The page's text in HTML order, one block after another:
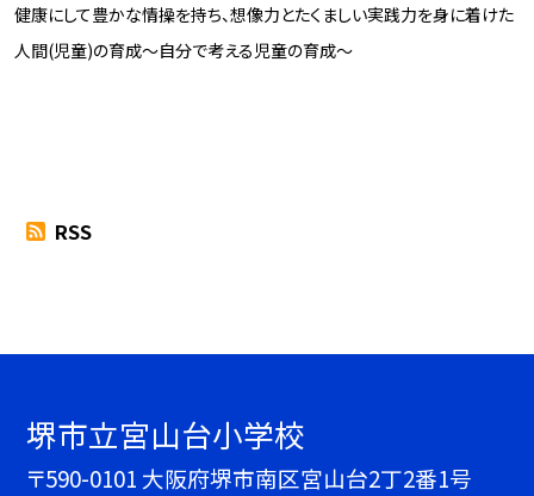
健康にして豊かな情操を持ち、想像力とたくましい実践力を身に着けた
人間(児童)の育成～自分で考える児童の育成～
RSS
堺市立宮山台小学校
〒590-0101 大阪府堺市南区宮山台2丁2番1号